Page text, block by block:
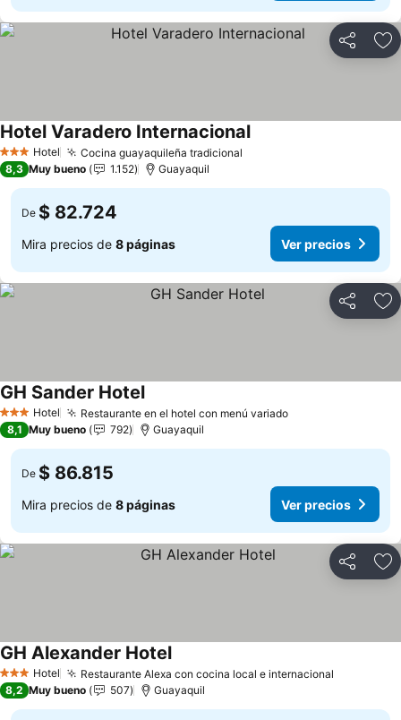
Compartir
3 Estrellas
Hotel Cocina guayaquileña tradicional
Hotel Varadero InternacionalVer precios
8,3 Muy bueno 1.152 Guayaquil
De $ 82.724
Mira precios de 8 páginas Ver precios
Compartir
3 Estrellas
Hotel Restaurante en el hotel con menú variadoVer precios
GH Sander HotelVer precios
8,1 Muy bueno 792 Guayaquil
De $ 86.815
Mira precios de 8 páginas Ver precios
Compartir
3 Estrellas
Hotel Restaurante Alexa con cocina local e internacional
GH Alexander HotelVer precios
8,2 Muy bueno 507 Guayaquil